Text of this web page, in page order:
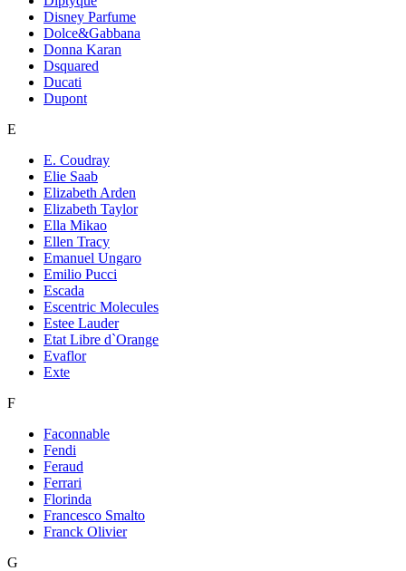
Disney Parfume
Dolce&Gabbana
Donna Karan
Dsquared
Ducati
Dupont
E
E. Coudray
Elie Saab
Elizabeth Arden
Elizabeth Taylor
Ella Mikao
Ellen Tracy
Emanuel Ungaro
Emilio Pucci
Escada
Escentric Molecules
Estee Lauder
Etat Libre d`Orange
Evaflor
Exte
F
Faconnable
Fendi
Feraud
Ferrari
Florinda
Francesco Smalto
Franck Olivier
G